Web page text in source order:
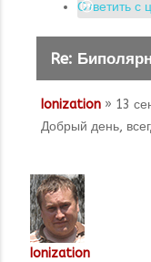
Ответить с
Re:
Ionization » 13
Добрый день,
Ionization